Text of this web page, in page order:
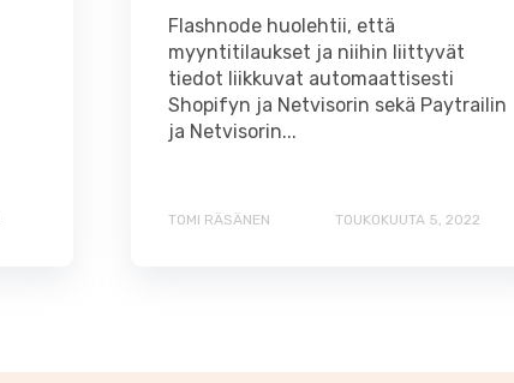
Flashnode huolehtii, että
myyntitilaukset ja niihin liittyvät
tiedot liikkuvat automaattisesti
Shopifyn ja Netvisorin sekä Paytrailin
ja Netvisorin...
TOMI RÄSÄNEN TOUKOKUUTA 5, 2022